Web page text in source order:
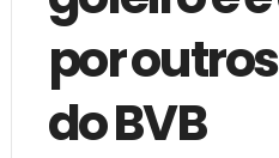
por
do BVB